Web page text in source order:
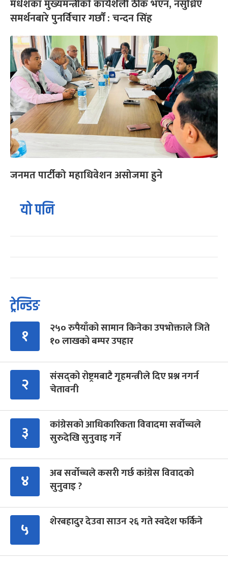
मधेशका मुख्यमन्त्रीको कार्यशैली ठीक भएन, नसुध्रिए
समर्थनबारे पुनर्विचार गर्छौं : चन्दन सिंह
जनमत पार्टीको महाधिवेशन असोजमा हुने
यो पनि
ट्रेन्डिङ
१
२५० रुपैयाँको सामान किनेका उपभोक्ताले जिते
१० लाखको बम्पर उपहार
२
संसद्को रोष्ट्रमबाटै गृहमन्त्रीले दिए प्रश्न नगर्न
चेतावनी
३
कांग्रेसको आधिकारिकता विवादमा सर्वोच्चले
सुरुदेखि सुनुवाइ गर्ने
४
अब सर्वोच्चले कसरी गर्छ कांग्रेस विवादको
सुनुवाइ ?
५ शेरबहादुर देउवा साउन २६ गते स्वदेश फर्किने